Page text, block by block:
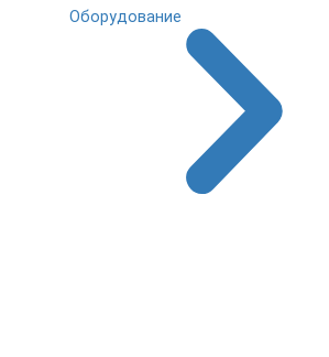
Оборудование